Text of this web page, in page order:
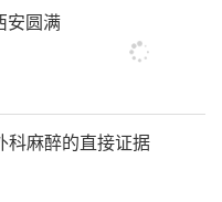
”于是他开始研究
年，张成祥把木
第一个企业标准—
安圆满
科麻醉的直接证据